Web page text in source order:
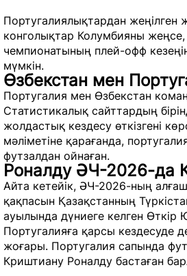
Португалиялықтардан жеңілген
конголықтар Колумбияны
чемпионатының плей-офф
мүмкін.
Өзбекстан мен
Португалия мен Өзбекстан
Статистикалық сайттардың
жолдастық кездесу өткізгені
мәліметіне қарағанда,
футзалдан ойнаған.
Роналду ӘЧ-2026-да
Айта кетейік, ӘЧ-2026-ның
қақпасын Қазақстанның
ауылында дүниеге келген Өткір
Португалияға қарсы кездесуде
жоғары. Португалия сапында
Криштиану Роналду бастаған